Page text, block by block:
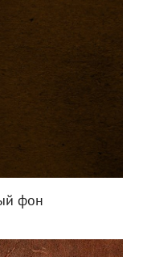
фон